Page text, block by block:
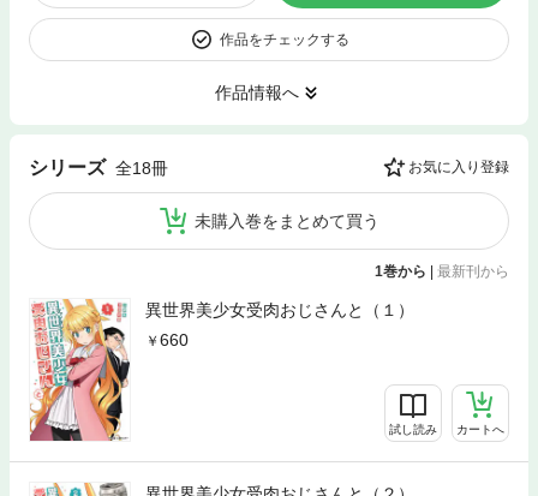
作品をチェックする
作品情報へ
シリーズ 全18冊 お気に入り登録
未購入巻をまとめて買う
1巻から | 最新刊から
異世界美少女受肉おじさんと（１）
660
試し読み カートへ